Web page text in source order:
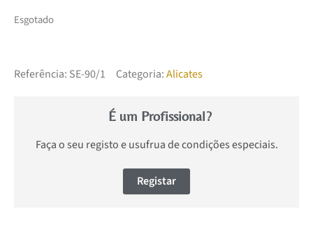
Esgotado
Referência: SE-90/1 Categoria:Alicates
É um Profissional?
Faça o seu registo e usufrua de condições especiais.
Registar